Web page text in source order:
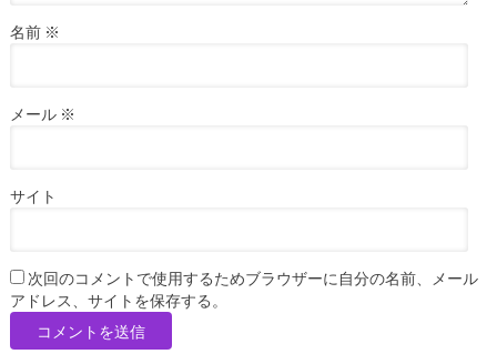
名前 ※
メール ※
サイト
次回のコメントで使用するためブラウザーに自分の名前、メール
アドレス、サイトを保存する。